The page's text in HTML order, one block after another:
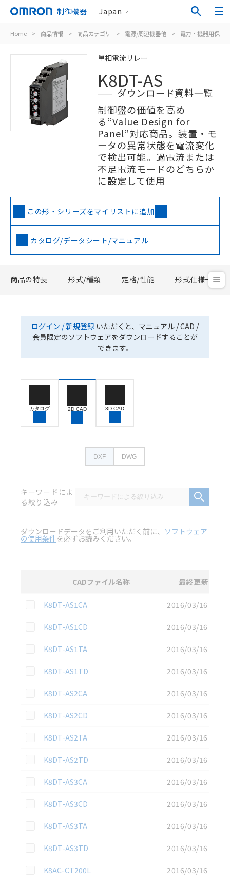
制御機器 Japan
Home > 商品情報 > 商品カテゴリ > 電源/周辺機器他 > 電力・機器用保護
単相電流リレー
K8DT-AS
ダウンロード資料一覧
制御盤の価値を高め
る“Value Design for
Panel”対応商品。装置・モ
ータの異常状態を電流変化
で検出可能。過電流または
不足電流モードのどちらか
に設定して使用
この形・シリーズをマイリストに追加
カタログ/データシート/マニュアル
商品の特長 形式/種類 定格/性能 形式仕様一覧
ログイン / 新規登録 いただくと、マニュアル / CAD /
会員限定のソフトウェアをダウンロードすることが
できます。
カタログ 2D CAD 3D CAD
DXF DWG
キーワードによ
る絞り込み
ダウンロードデータをご利用いただく前に、 ソフトウェア
の使用条件を必ずお読みください。
CADファイル名称 最終更新
この資料を選択
K8DT-AS1CA
2016/03/16
この資料を選択
K8DT-AS1CD
2016/03/16
この資料を選択
K8DT-AS1TA
2016/03/16
この資料を選択
K8DT-AS1TD
2016/03/16
この資料を選択
K8DT-AS2CA
2016/03/16
この資料を選択
K8DT-AS2CD
2016/03/16
この資料を選択
K8DT-AS2TA
2016/03/16
この資料を選択
K8DT-AS2TD
2016/03/16
この資料を選択
K8DT-AS3CA
2016/03/16
この資料を選択
K8DT-AS3CD
2016/03/16
この資料を選択
K8DT-AS3TA
2016/03/16
この資料を選択
K8DT-AS3TD
2016/03/16
この資料を選択
K8AC-CT200L
2016/03/16